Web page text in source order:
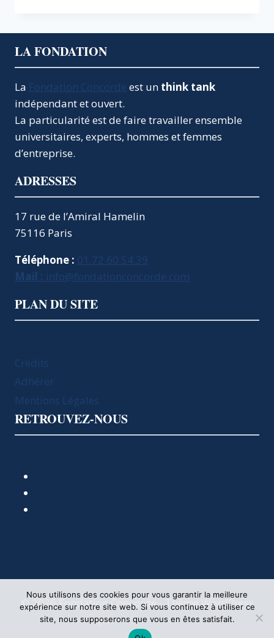
ELLE
ENCORE
AVENIR
? GRAND
COLLOQUE
PALAIS
LA FONDATION
La Fondation Concorde est un think tank
indépendant et ouvert.
La particularité est de faire travailler ensemble
universitaires, experts, hommes et femmes
d’entreprise.
ADRESSES
17 rue de l’Amiral Hamelin
75116 Paris
Téléphone : 01.72.60.54.39
Mail : info@fondationconcorde.com
PLAN DU SITE
Crédits
Adhérer
Mentions Légales
RETROUVEZ-NOUS
© 2026 Fondation Concorde - Thème WordPress
parKadence WP
Nous utilisons des cookies pour vous garantir la meilleure
expérience sur notre site web. Si vous continuez à utiliser ce
site, nous supposerons que vous en êtes satisfait.